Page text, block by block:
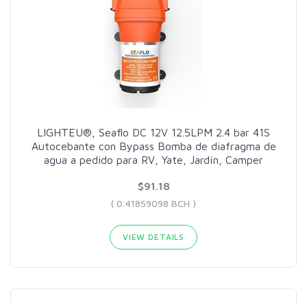
LIGHTEU®, Seaflo DC 12V 12.5LPM 2.4 bar 41S
Autocebante con Bypass Bomba de diafragma de
agua a pedido para RV, Yate, Jardín, Camper
$91.18
( 0.41859098 BCH )
VIEW DETAILS